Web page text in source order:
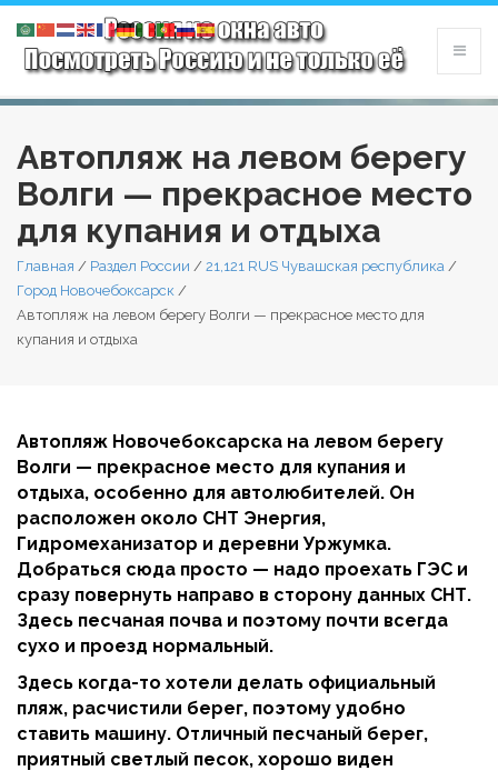
Автопляж на левом берегу
Волги — прекрасное место
для купания и отдыха
Главная / Раздел России / 21,121 RUS Чувашская республика /
Город Новочебоксарск /
Автопляж на левом берегу Волги — прекрасное место для
купания и отдыха
Автопляж Новочебоксарска на левом берегу
Волги — прекрасное место для купания и
отдыха, особенно для автолюбителей. Он
расположен около СНТ Энергия,
Гидромеханизатор и деревни Уржумка.
Добраться сюда просто — надо проехать ГЭС и
сразу повернуть направо в сторону данных СНТ.
Здесь песчаная почва и поэтому почти всегда
сухо и проезд нормальный.
Здесь когда-то хотели делать официальный
пляж, расчистили берег, поэтому удобно
ставить машину. Отличный песчаный берег,
приятный светлый песок, хорошо виден